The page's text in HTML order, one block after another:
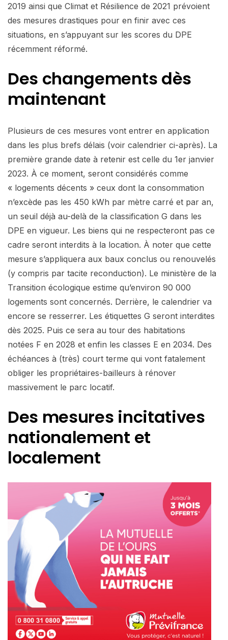
2019 ainsi que Climat et Résilience de 2021 prévoient
des mesures drastiques pour en finir avec ces
situations, en s’appuyant sur les scores du DPE
récemment réformé.
Des changements dès
maintenant
Plusieurs de ces mesures vont entrer en application
dans les plus brefs délais (voir calendrier ci-après). La
première grande date à retenir est celle du 1er janvier
2023. À ce moment, seront considérés comme
« logements décents » ceux dont la consommation
n’excède pas les 450 kWh par mètre carré et par an,
un seuil déjà au-delà de la classification G dans les
DPE en vigueur. Les biens qui ne respecteront pas ce
cadre seront interdits à la location. À noter que cette
mesure s’appliquera aux baux conclus ou renouvelés
(y compris par tacite reconduction). Le ministère de la
Transition écologique estime qu’environ 90 000
logements sont concernés. Derrière, le calendrier va
encore se resserrer. Les étiquettes G seront interdites
dès 2025. Puis ce sera au tour des habitations
notées F en 2028 et enfin les classes E en 2034. Des
échéances à (très) court terme qui vont fatalement
obliger les propriétaires-bailleurs à rénover
massivement le parc locatif.
Des mesures incitatives
nationalement et
localement